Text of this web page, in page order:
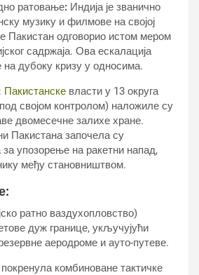
ратовање: Индија је званично
музику и филмове на својој
Пакистан одговорио истом мером
садржаја. Ова ескалација
на дубоку кризу у односима.
Пакистанске власти у 13 округа
својом контролом) наложиле су
двомесечне залихе хране.
Пакистана започела су
упозорење на ракетни напад,
међу становништвом.
ратно ваздухопловство)
дуж границе, укључујући
аеродроме и ауто-путеве.
покренула комбиноване тактичке